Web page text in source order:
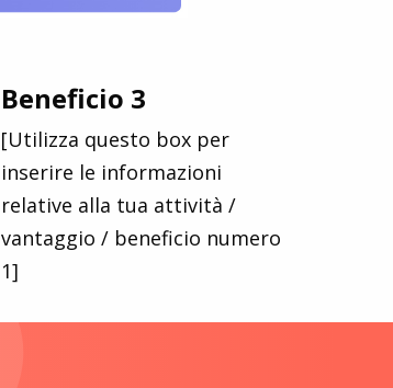
Beneficio 3
[Utilizza questo box per
inserire le informazioni
relative alla tua attività /
vantaggio / beneficio numero
1]